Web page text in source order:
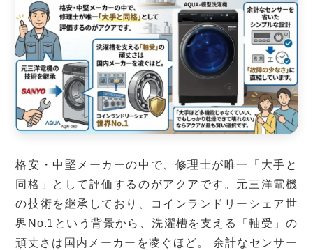
格安・中堅メーカーの中で、修理士が唯一「大手と
同格」として評価するのがアクアです。元三洋電機
の技術を継承しており、コインランドリーシェア世
界No.1という背景から、洗濯槽を支える「軸受」の
頑丈さは国内メーカーを凌ぐほど。 余計なセンサー